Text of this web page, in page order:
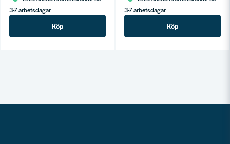
3-7 arbetsdagar
Köp
3-7 arbetsdagar
Köp